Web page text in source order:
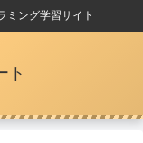
ミング学習サイト
ト